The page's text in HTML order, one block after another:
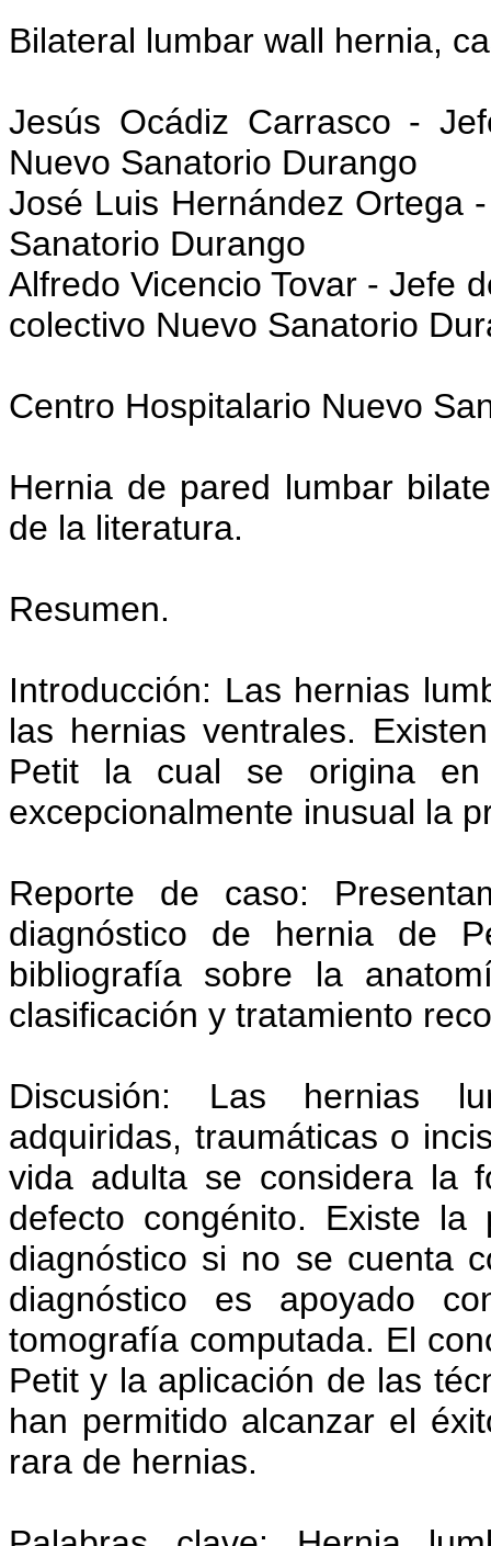
Bilateral lumbar wall hernia,
Jesús Ocádiz Carrasco -
Nuevo Sanatorio Durango
José Luis Hernández Ortega
Sanatorio Durango
Alfredo Vicencio Tovar - Jefe
colectivo Nuevo Sanatorio
Centro Hospitalario Nuevo
Hernia de pared lumbar
de la literatura.
Resumen.
Introducción: Las hernias
las hernias ventrales.
Petit la cual se origina
excepcionalmente inusual la
Reporte de caso:
diagnóstico de hernia de
bibliografía sobre la
clasificación y tratamiento
Discusión: Las hernias
adquiridas, traumáticas o
vida adulta se considera la
defecto congénito. Existe
diagnóstico si no se cuenta
diagnóstico es apoyado
tomografía computada. El
Petit y la aplicación de las
han permitido alcanzar el
rara de hernias.